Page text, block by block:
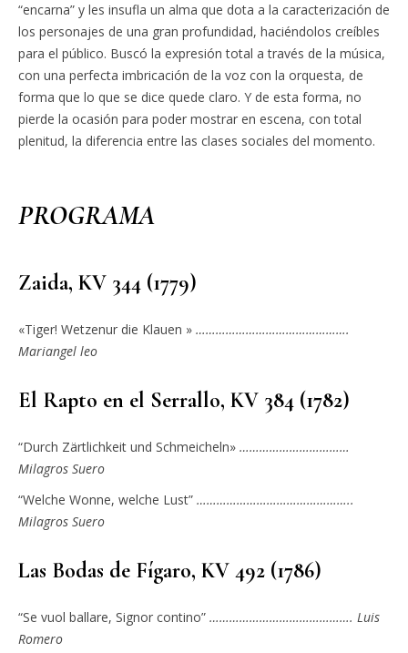
“encarna” y les insufla un alma que dota a la caracterización de
los personajes de una gran profundidad, haciéndolos creíbles
para el público. Buscó la expresión total a través de la música,
con una perfecta imbricación de la voz con la orquesta, de
forma que lo que se dice quede claro. Y de esta forma, no
pierde la ocasión para poder mostrar en escena, con total
plenitud, la diferencia entre las clases sociales del momento.
PROGRAMA
Zaida, KV 344 (1779)
«Tiger! Wetzenur die Klauen » ……………………………………….
Mariangel leo
El Rapto en el Serrallo, KV 384 (1782)
“Durch Zärtlichkeit und Schmeicheln» ……………………………
Milagros Suero
“Welche Wonne, welche Lust” ………………………………………..
Milagros Suero
Las Bodas de Fígaro, KV 492 (1786)
“Se vuol ballare, Signor contino” ……………………………………. Luis
Romero